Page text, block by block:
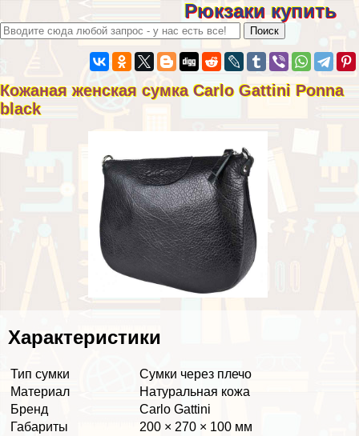
Рюкзаки купить
Кожаная женская сумка Carlo Gattini Ponna
black
Хаpaктеристики
Тип сумки
Сумки через плечо
Материал
Натуральная кожа
Бренд
Carlo Gattini
Габариты
200 × 270 × 100 мм